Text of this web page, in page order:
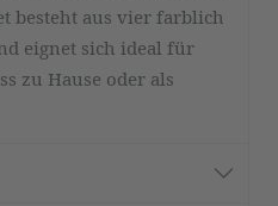
besteht aus vier farblich
eignet sich ideal für
zu Hause oder als